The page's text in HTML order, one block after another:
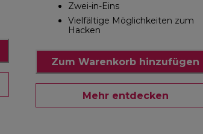
Zwei-in-Eins
Vielfältige Möglichkeiten zum
Hacken
Zum Warenkorb hinzufügen
Mehr entdecken